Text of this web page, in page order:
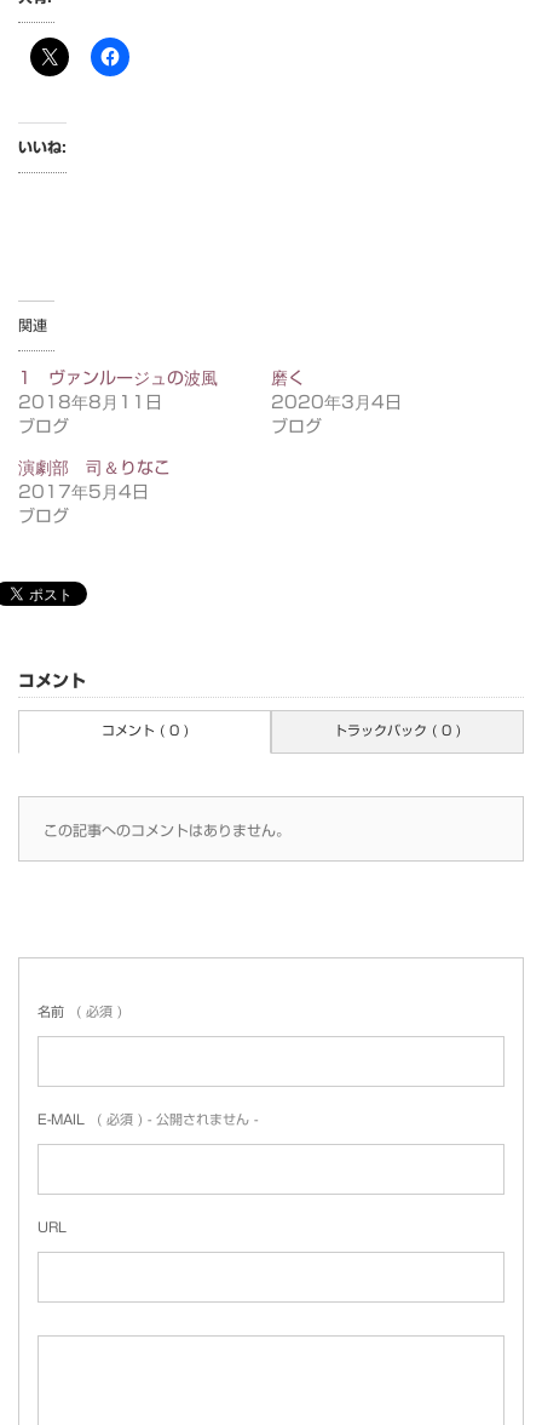
いいね:
関連
1 ヴァンルージュの波風
2018年8月11日
ブログ
磨く
2020年3月4日
ブログ
演劇部 司＆りなこ
2017年5月4日
ブログ
コメント
コメント ( 0 ) トラックバック ( 0 )
この記事へのコメントはありません。
名前 ( 必須 )
E-MAIL ( 必須 ) - 公開されません -
URL